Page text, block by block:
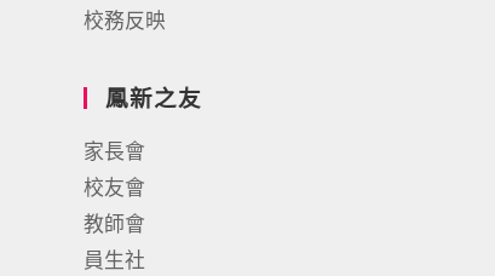
校務反映
鳳新之友
家長會
校友會
教師會
員生社